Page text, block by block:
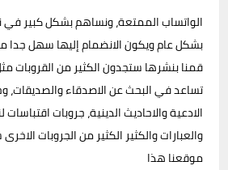
الواتساب الممتعة، ونساهم بشكل كبير في
بشكل عام ويكون الانضمام إليها سهل جدا
قمنا بنشرها ستجدون الكثير من القروبات
تساعد في البحث عن الاصدقاء والصديقات،
الادعية والاحاديث الدينية، جروبات
والعبارات والكثير الكثير من الجروبات
موقعنا هذا